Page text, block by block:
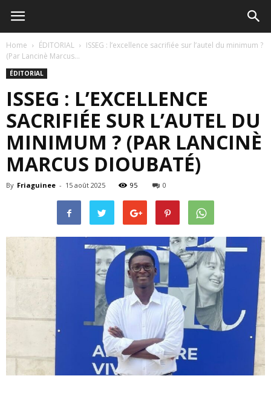
Home ÉDITORIAL
ISSEG : l’excellence sacrifiée sur l’autel du minimum ?
(Par Lancinè Marcus...
ÉDITORIAL
ISSEG : L’EXCELLENCE
SACRIFIÉE SUR L’AUTEL DU
MINIMUM ? (PAR LANCINÈ
MARCUS DIOUBATÉ)
By Friaguinee - 15 août 2025 95 0